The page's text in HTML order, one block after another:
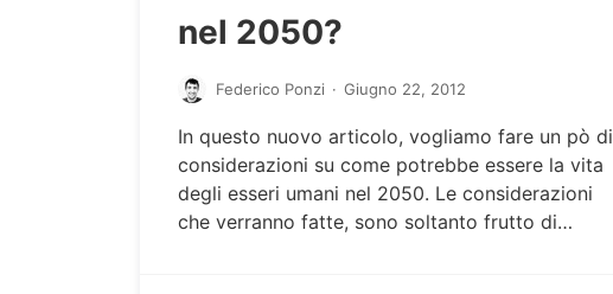
nel 2050?
Federico Ponzi · Giugno 22, 2012
In questo nuovo articolo, vogliamo fare un pò di
considerazioni su come potrebbe essere la vita
degli esseri umani nel 2050. Le considerazioni
che verranno fatte, sono soltanto frutto di…